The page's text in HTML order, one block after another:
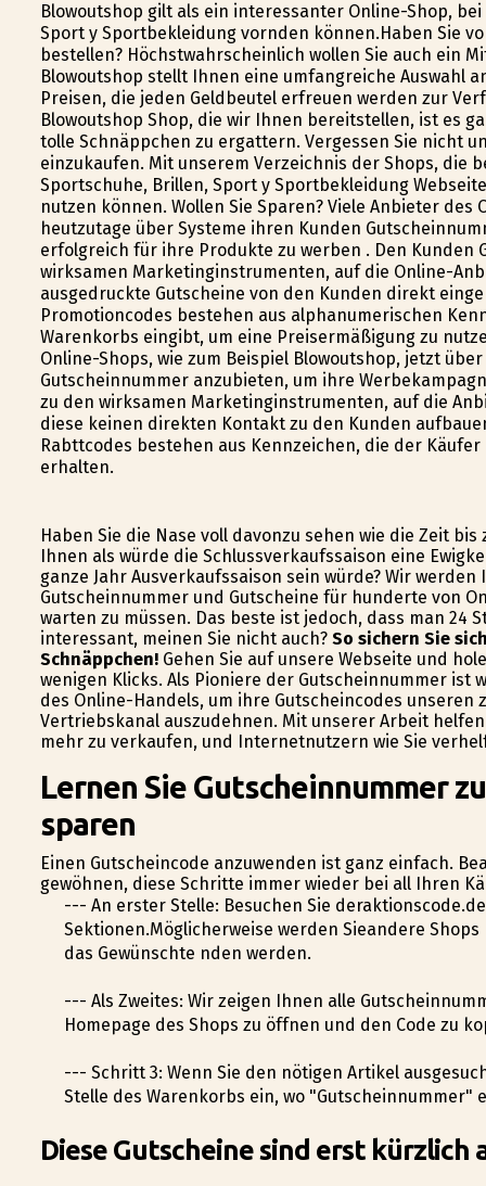
Blowoutshop gilt als ein interessanter Online-Shop,
Sport y Sportbekleidung vorfinden können.Haben Sie
bestellen? Höchstwahrscheinlich wollen Sie auch ein
Blowoutshop stellt Ihnen eine umfangreiche Auswahl
Preisen, die jeden Geldbeutel erfreuen werden zur
Blowoutshop Shop, die wir Ihnen bereitstellen, ist es
tolle Schnäppchen zu ergattern. Vergessen Sie nicht
einzukaufen. Mit unserem Verzeichnis der Shops, die
Sportschuhe, Brillen, Sport y Sportbekleidung
nutzen können. Wollen Sie Sparen? Viele Anbieter
heutzutage über Systeme ihren Kunden
erfolgreich für ihre Produkte zu werben . Den Kunden
wirksamen Marketinginstrumenten, auf die Online-
ausgedruckte Gutscheine von den Kunden direkt
Promotioncodes bestehen aus alphanumerischen
Warenkorbs eingibt, um eine Preisermäßigung zu
Online-Shops, wie zum Beispiel Blowoutshop, jetzt
Gutscheinnummer anzubieten, um ihre
zu den wirksamen Marketinginstrumenten, auf die
diese keinen direkten Kontakt zu den Kunden
Rabttcodes bestehen aus Kennzeichen, die der
erhalten.
Haben Sie die Nase voll davonzu sehen wie die Zeit
Ihnen als würde die Schlussverkaufssaison eine
ganze Jahr Ausverkaufssaison sein würde? Wir
Gutscheinnummer und Gutscheine für hunderte von
warten zu müssen. Das beste ist jedoch, dass man 24
interessant, meinen Sie nicht auch? So sichern Sie
Schnäppchen!Gehen Sie auf unsere Webseite und
wenigen Klicks. Als Pioniere der Gutscheinnummer ist
des Online-Handels, um ihre Gutscheincodes
Vertriebskanal auszudehnen. Mit unserer Arbeit
mehr zu verkaufen, und Internetnutzern wie Sie
Lernen Sie Gutscheinnummer
sparen
Einen Gutscheincode anzuwenden ist ganz einfach.
gewöhnen, diese Schritte immer wieder bei all Ihren
--- An erster Stelle: Besuchen Sie
Sektionen.Möglicherweise werden Sieandere
das Gewünschte finden werden.
--- Als Zweites: Wir zeigen Ihnen alle
Homepage des Shops zu öffnen und den Code zu
--- Schritt 3: Wenn Sie den nötigen Artikel
Stelle des Warenkorbs ein, wo
Diese Gutscheine sind erst kürzlich